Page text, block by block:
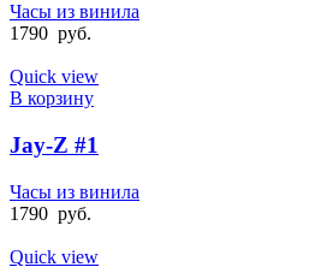
Часы из винила
1790 руб.
Quick view
В корзину
Jay-Z #1
Часы из винила
1790 руб.
Quick view